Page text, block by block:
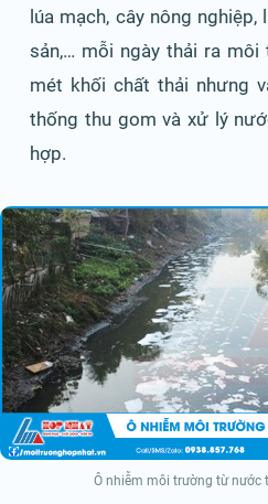
lúa mạch, cây nông
sản,… mỗi ngày thải ra
mét khối chất thải nhưng
thống thu gom và xử lý
hợp.
Ô nhiễm môi trường từ nước